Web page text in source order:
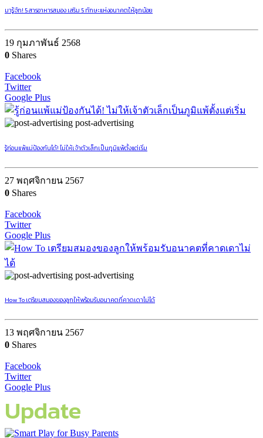
มารู้จัก! 5 สารอาหารสมอง เสริม 5 ทักษะแห่งอนาคตให้ลูกน้อย
19 กุมภาพันธ์ 2568
0 Shares
Facebook
Twitter
Google Plus
post-advertising
รู้ก่อนแพ้แม่ป้องกันได้! ไม่ให้เจ้าตัวเล็กเป็นภูมิแพ้ตั้งแต่เริ่ม
27 พฤศจิกายน 2567
0 Shares
Facebook
Twitter
Google Plus
post-advertising
How To เตรียมสมองของลูกให้พร้อมรับอนาคตที่คาดเดาไม่ได้
13 พฤศจิกายน 2567
0 Shares
Facebook
Twitter
Google Plus
Update